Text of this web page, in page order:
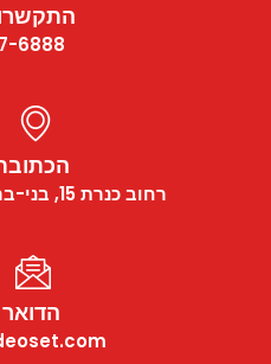
6888
רחוב כנרת 15, בני-ברק 5120260 ישראל